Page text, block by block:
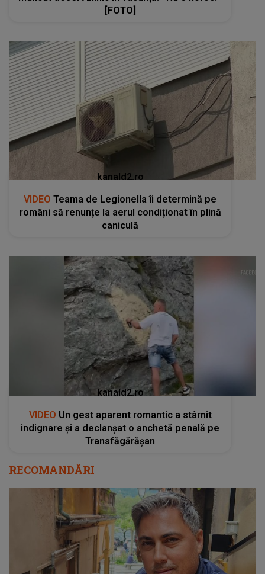
[FOTO]
kanald2.ro
VIDEO Teama de Legionella îi determină pe
români să renunțe la aerul condiționat în plină
caniculă
kanald2.ro
VIDEO Un gest aparent romantic a stârnit
indignare și a declanșat o anchetă penală pe
Transfăgărășan
RECOMANDĂRI